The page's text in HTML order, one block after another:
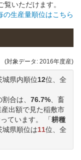
いただけます。
の生産量順位はこちら
(対象データ: 2016年度産)
城県内順位12位、全
合は、 76.7% 、畜
出額で見た稲敷市
っています。 「耕種
城県順位は11位、全